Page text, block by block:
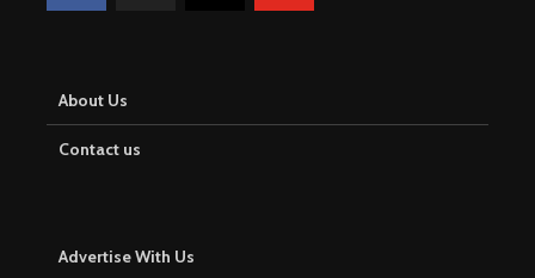
About Us
Contact us
Advertise With Us